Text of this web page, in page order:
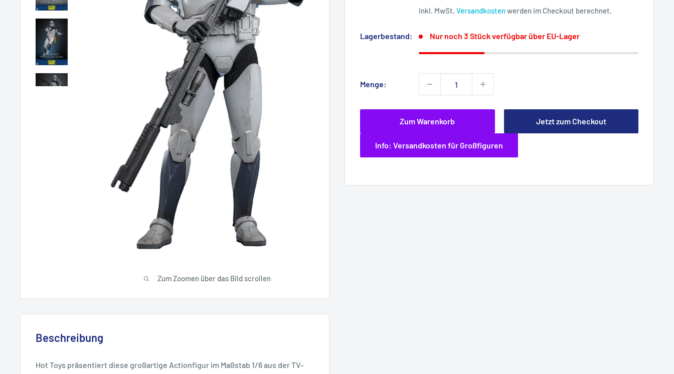
Zum Zoomen über das Bild scrollen
inkl. MwSt. Versandkostenwerden im Checkout berechnet.
Lagerbestand: Nur noch 3 Stück verfügbar über EU-Lager
Menge:
Zum Warenkorb Jetzt zum Checkout
Info: Versandkosten für Großfiguren
Beschreibung
Hot Toys präsentiert diese großartige Actionfigur im Maßstab 1/6 aus der TV-